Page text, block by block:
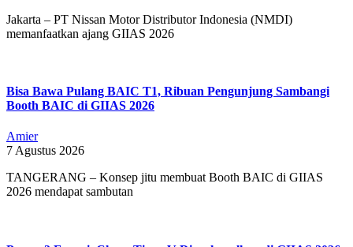
Jakarta – PT Nissan Motor Distributor Indonesia (NMDI)
memanfaatkan ajang GIIAS 2026
Bisa Bawa Pulang BAIC T1, Ribuan Pengunjung Sambangi
Booth BAIC di GIIAS 2026
Amier
7 Agustus 2026
TANGERANG – Konsep jitu membuat Booth BAIC di GIIAS
2026 mendapat sambutan